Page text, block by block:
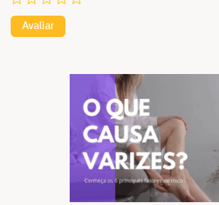
Avaliar